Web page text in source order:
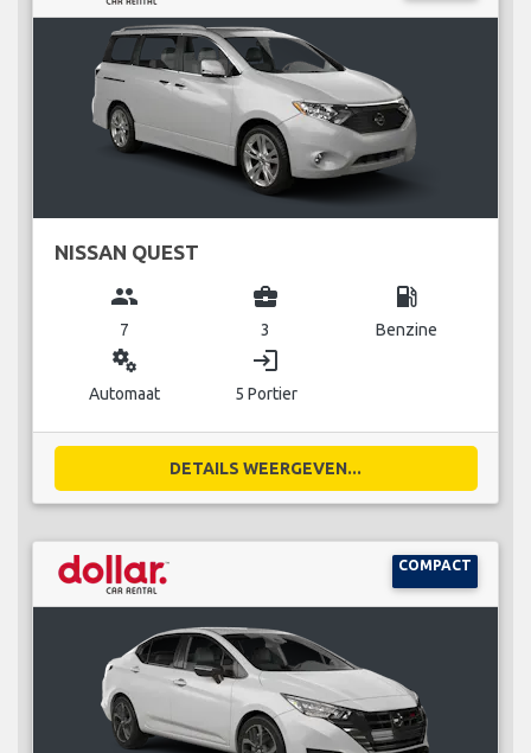
NISSAN QUEST
group
7
business_center
3
local_gas_station
Benzine
miscellaneous_services
Automaat
login
5 Portier
DETAILS WEERGEVEN...
COMPACT